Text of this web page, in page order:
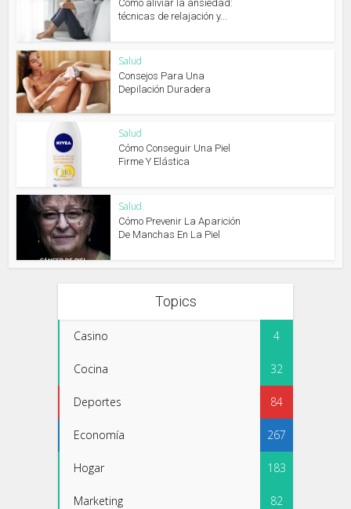
Cómo aliviar la ansiedad:
técnicas de relajación y...
Salud
Consejos Para Una
Depilación Duradera
Salud
Cómo Conseguir Una Piel
Firme Y Elástica
Salud
Cómo Prevenir La Aparición
De Manchas En La Piel
Topics
Casino 4
Cocina 32
Deportes 84
Economía 267
Hogar 183
Marketing 82